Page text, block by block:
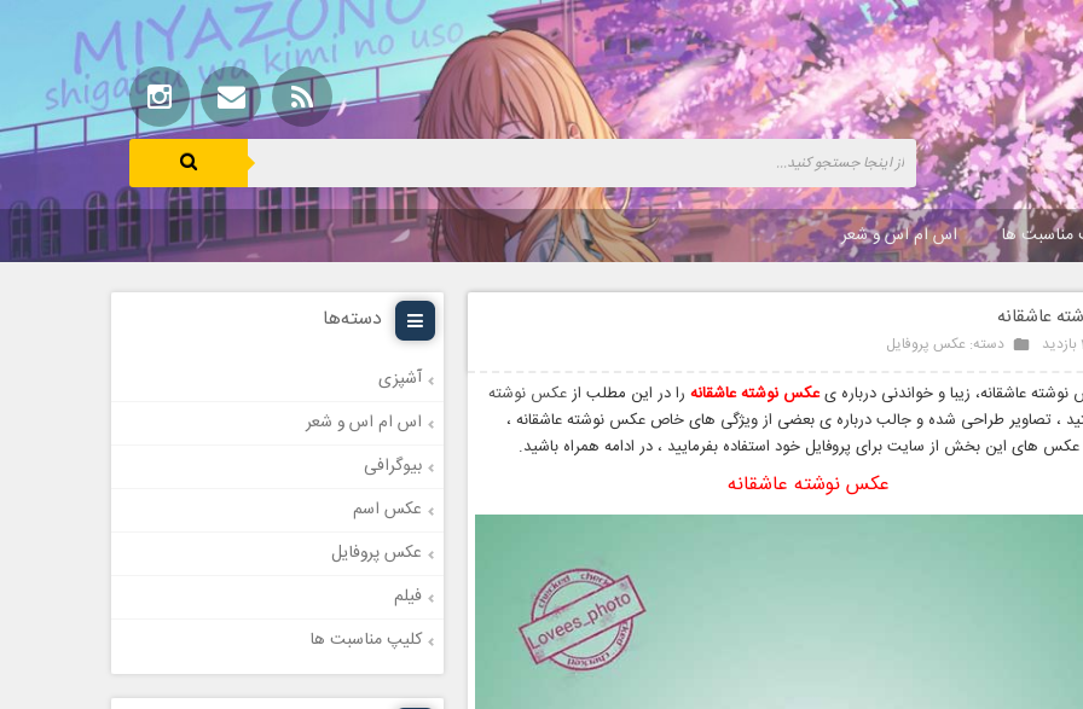
مناسبت ها اس ام اس و شعر
عاشقانه
دسته: عکس پروفایل
عاشقانه، زیبا و خواندنی درباره یعکس نوشته عاشقانه را در این مطلب از عکس نوشته
، تصاویر طراحی شده و جالب درباره ی بعضی از ویژگی های خاص عکس نوشته عاشقانه ،
عکس های این بخش از سایت برای پروفایل خود استفاده بفرمایید ، در ادامه همراه باشید.
عکس نوشته عاشقانه
دسته‌ها
آشپزی
اس ام اس و شعر
بیوگرافی
عکس اسم
عکس پروفایل
فیلم
کلیپ مناسبت ها